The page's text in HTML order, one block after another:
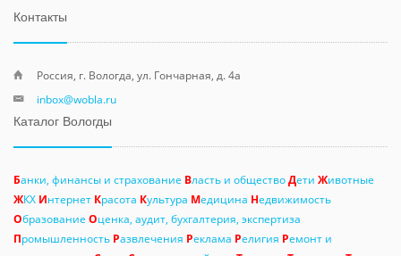
Контакты
Россия, г. Вологда, ул. Гончарная, д. 4а
inbox@wobla.ru
Каталог Вологды
Банки, финансы и страхование Власть и обществоДети Животные
ЖКХ Интернет Красота Культура Медицина Недвижимость
Образование Оценка, аудит, бухгалтерия, экспертиза
Промышленность Развлечения Реклама Религия Ремонт и